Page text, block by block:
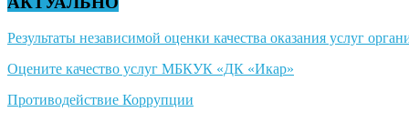
Результаты независимой оценки качества оказания услуг
Оцените качество услуг МБКУК «ДК «Икар»
Противодействие Коррупции